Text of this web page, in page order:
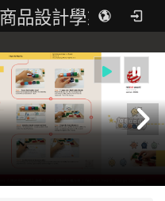
品設計學系